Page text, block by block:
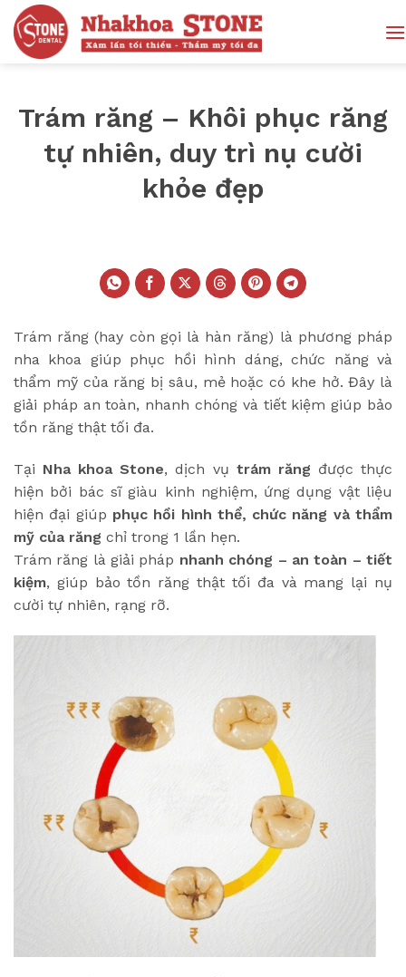
qua
nội
Trám răng – Khôi phục răng
tự nhiên, duy trì nụ cười
khỏe đẹp
Trám răng (hay còn gọi là hàn răng) là phương pháp
nha khoa giúp phục hồi hình dáng, chức năng và
thẩm mỹ của răng bị sâu, mẻ hoặc có khe hở. Đây là
giải pháp an toàn, nhanh chóng và tiết kiệm giúp bảo
tồn răng thật tối đa.
Tại Nha khoa Stone, dịch vụ trám răng được thực
hiện bởi bác sĩ giàu kinh nghiệm, ứng dụng vật liệu
hiện đại giúp phục hồi hình thể, chức năng và thẩm
mỹ của răng chỉ trong 1 lần hẹn.
Trám răng là giải pháp nhanh chóng – an toàn – tiết
kiệm, giúp bảo tồn răng thật tối đa và mang lại nụ
cười tự nhiên, rạng rỡ.